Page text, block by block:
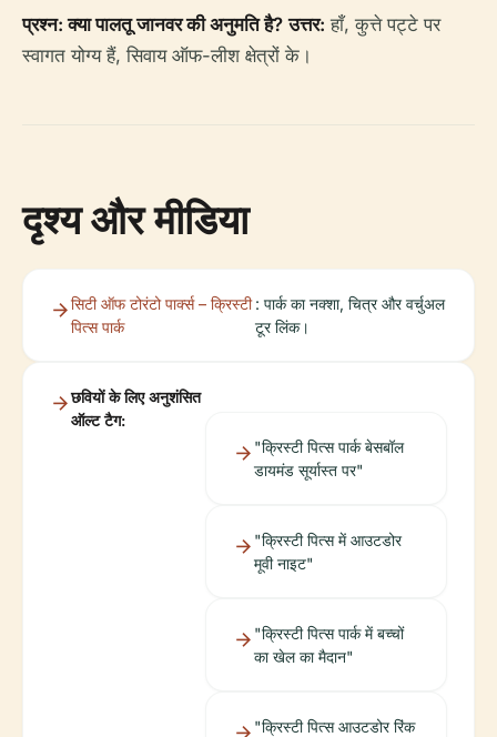
प्रश्न: क्या पालतू जानवर की अनुमति है? उत्तर: हाँ, कुत्ते पट्टे पर
स्वागत योग्य हैं, सिवाय ऑफ-लीश क्षेत्रों के।
दृश्य और मीडिया
सिटी ऑफ टोरंटो पार्क्स – क्रिस्टी
पित्स पार्क
: पार्क का नक्शा, चित्र और वर्चुअल
टूर लिंक।
छवियों के लिए अनुशंसित
ऑल्ट टैग:
"क्रिस्टी पित्स पार्क बेसबॉल
डायमंड सूर्यास्त पर"
"क्रिस्टी पित्स में आउटडोर
मूवी नाइट"
"क्रिस्टी पित्स पार्क में बच्चों
का खेल का मैदान"
"क्रिस्टी पित्स आउटडोर रिंक